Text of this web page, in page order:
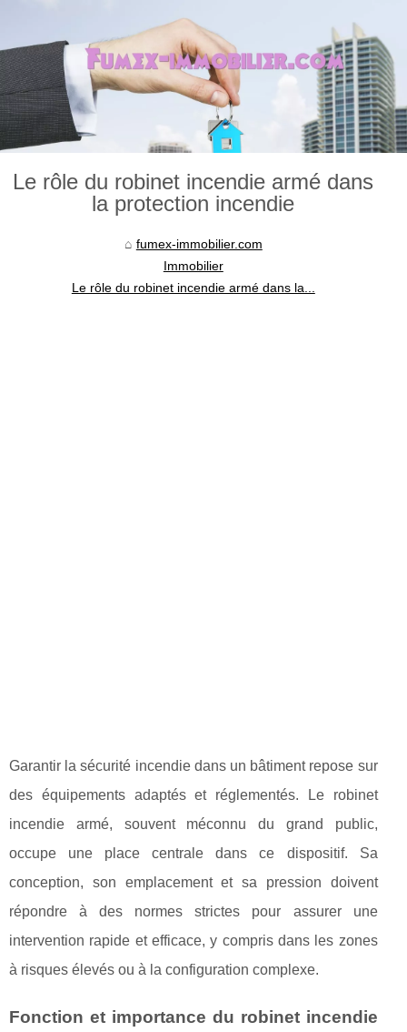
Le rôle du robinet incendie armé dans
la protection incendie
fumex-immobilier.com
Immobilier
Le rôle du robinet incendie armé dans la...
Garantir la sécurité incendie dans un bâtiment repose sur
des équipements adaptés et réglementés. Le robinet
incendie armé, souvent méconnu du grand public,
occupe une place centrale dans ce dispositif. Sa
conception, son emplacement et sa pression doivent
répondre à des normes strictes pour assurer une
intervention rapide et efficace, y compris dans les zones
à risques élevés ou à la configuration complexe.
Fonction et importance du robinet incendie